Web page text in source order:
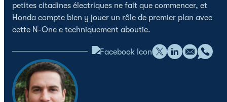
petites citadines électriques ne fait que commencer, et
Honda compte bien y jouer un rôle de premier plan avec
cette N-One e techniquement aboutie.